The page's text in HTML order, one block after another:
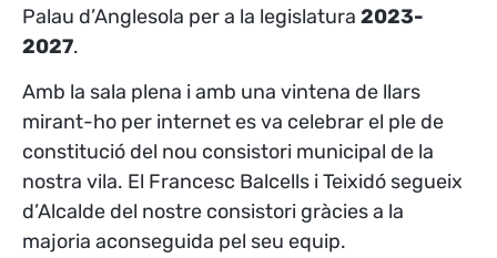
Palau d’Anglesola per a la legislatura 2023-
2027.
Amb la sala plena i amb una vintena de llars
mirant-ho per internet es va celebrar el ple de
constitució del nou consistori municipal de la
nostra vila. El Francesc Balcells i Teixidó segueix
d’Alcalde del nostre consistori gràcies a la
majoria aconseguida pel seu equip.